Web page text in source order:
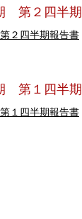
第２四半期
２四半期報告書
第１四半期
１四半期報告書